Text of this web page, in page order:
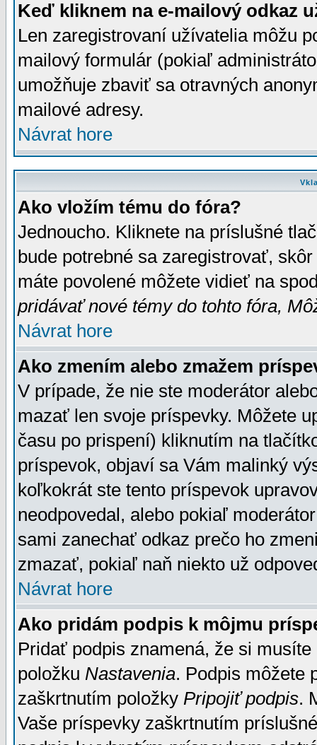
Keď kliknem na e-mailový odkaz
Len zaregistrovaní užívatelia môžu
mailový formulár (pokiaľ
umožňuje zbaviť sa otravných
mailové adresy.
Návrat hore
Ako vložím tému do fóra?
Jednoucho. Kliknete na príslušné
bude potrebné sa zaregistrovať,
máte povolené môžete vidieť na
pridávať nové témy do tohto fóra,
Návrat hore
Ako zmením alebo zmažem
V prípade, že nie ste moderátor
mazať len svoje príspevky. Môžete
času po prispení) kliknutím na
príspevok, objaví sa Vám malinký
koľkokrát ste tento príspevok
neodpovedal, alebo pokiaľ
sami zanechať odkaz prečo ho
zmazať, pokiaľ naň niekto už
Návrat hore
Ako pridám podpis k môjmu
Pridať podpis znamená, že si
položku Nastavenia. Podpis môžete
zaškrtnutím položky Pripojiť podpis.
Vaše príspevky zaškrtnutím